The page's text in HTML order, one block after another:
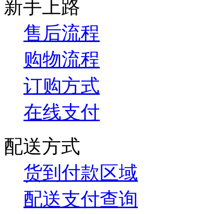
新手上路
售后流程
购物流程
订购方式
在线支付
配送方式
货到付款区域
配送支付查询